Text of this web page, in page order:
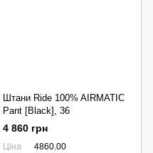
Штани Ride 100% AIRMATIC
Pant [Black], 36
4 860 грн
Ціна
4860.00